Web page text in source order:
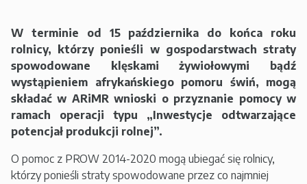
W terminie od 15 października do końca roku
rolnicy, którzy ponieśli w gospodarstwach straty
spowodowane klęskami żywiołowymi bądź
wystąpieniem afrykańskiego pomoru świń, mogą
składać w ARiMR wnioski o przyznanie pomocy w
ramach operacji typu „Inwestycje odtwarzające
potencjał produkcji rolnej”.
O pomoc z PROW 2014-2020 mogą ubiegać się rolnicy,
którzy ponieśli straty spowodowane przez co najmniej